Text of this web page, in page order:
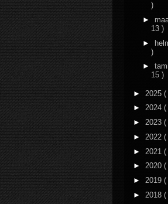
)
►
13 )
►
)
►
15 )
► 2025 (
► 2024 (
► 2023 (
► 2022 (
► 2021 (
► 2020 (
► 2019 (
► 2018 (